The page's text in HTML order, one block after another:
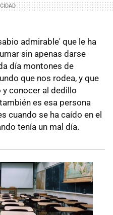
admirable' que le ha
sin apenas darse
día montones de
que nos rodea, y que
y conocer al dedillo
es esa persona
cuando se ha caído en el
tenía un mal día.